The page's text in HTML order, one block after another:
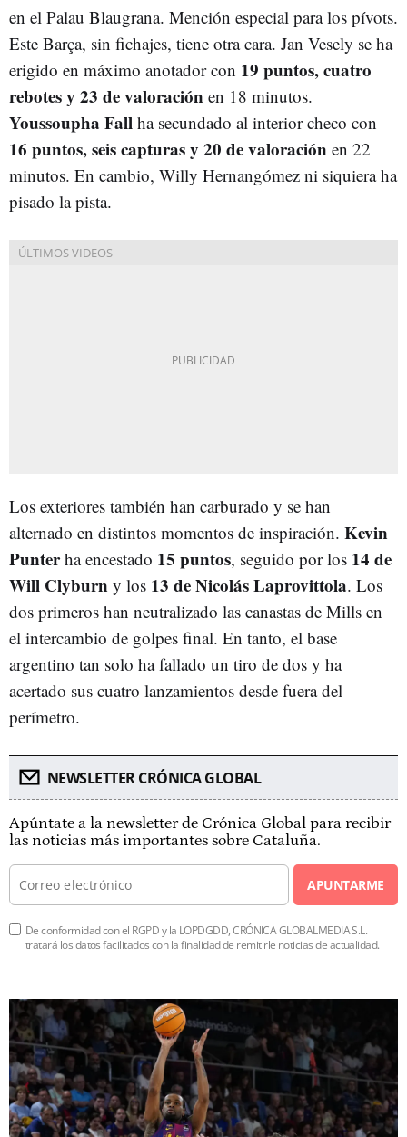
en el Palau Blaugrana. Mención especial para los pívots.
Este Barça, sin fichajes, tiene otra cara. Jan Vesely se ha
erigido en máximo anotador con 19 puntos, cuatro
rebotes y 23 de valoración en 18 minutos.
Youssoupha Fall ha secundado al interior checo con
16 puntos, seis capturas y 20 de valoración en 22
minutos. En cambio, Willy Hernangómez ni siquiera ha
pisado la pista.
Los exteriores también han carburado y se han
alternado en distintos momentos de inspiración. Kevin
Punterha encestado 15 puntos, seguido por los 14 de
Will Clyburn y los 13 de Nicolás Laprovittola. Los
dos primeros han neutralizado las canastas de Mills en
el intercambio de golpes final. En tanto, el base
argentino tan solo ha fallado un tiro de dos y ha
acertado sus cuatro lanzamientos desde fuera del
perímetro.
NEWSLETTER CRÓNICA GLOBAL
Apúntate a la newsletter de Crónica Global para recibir
las noticias más importantes sobre Cataluña.
APUNTARME
De conformidad con el RGPD y la LOPDGDD, CRÓNICA GLOBALMEDIA S.L.
tratará los datos facilitados con la finalidad de remitirle noticias de actualidad.